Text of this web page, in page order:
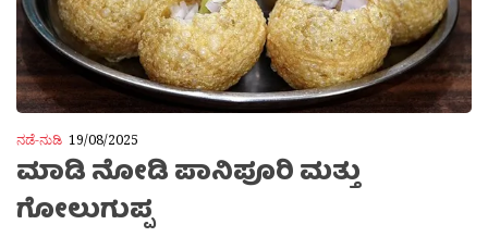
ನಡೆ-ನುಡಿ 19/08/2025
ಮಾಡಿ ನೋಡಿ ಪಾನಿಪೂರಿ ಮತ್ತು
ಗೋಲುಗುಪ್ಪ